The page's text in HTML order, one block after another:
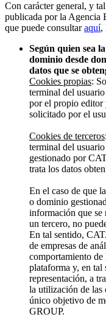
Con carácter general, y
publicada por la Agencia
que puede consultaraquí,
Según quien sea
dominio desde
datos que se
Cookies propias:
terminal del
por el propio editor
solicitado por el
Cookies de terceros
terminal del
gestionado por
trata los datos
En el caso de que
o dominio
información que se
un tercero, no
En tal sentido,
de empresas de
comportamiento de
plataforma y, en tal
representación, a
la utilización de las
único objetivo de
GROUP.